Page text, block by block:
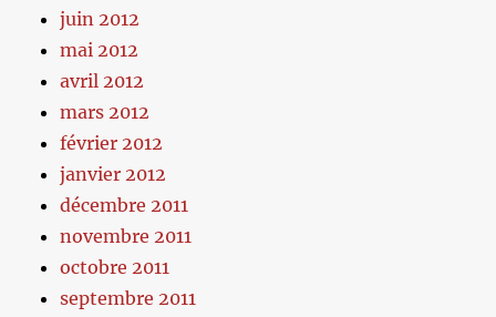
juin 2012
mai 2012
avril 2012
mars 2012
février 2012
janvier 2012
décembre 2011
novembre 2011
octobre 2011
septembre 2011